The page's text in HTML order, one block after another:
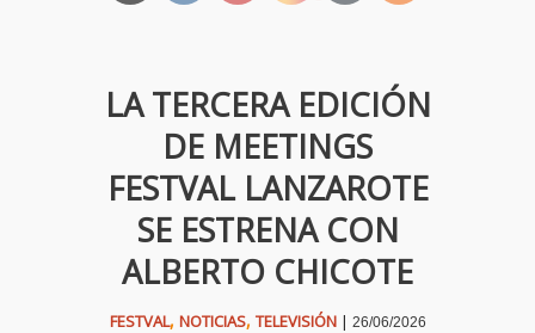
LA TERCERA EDICIÓN
DE MEETINGS
FESTVAL LANZAROTE
SE ESTRENA CON
ALBERTO CHICOTE
FESTVAL, NOTICIAS, TELEVISIÓN| 26/06/2026